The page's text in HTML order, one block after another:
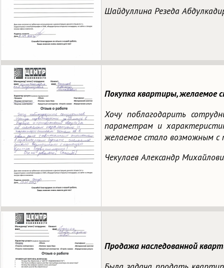
Шайдуллина Резеда
Покупка квартиры, желаемое
Хочу поблагодарить
параметрам и
желаемое стало возможным
Чекулаев Александр
Продажа наследованной